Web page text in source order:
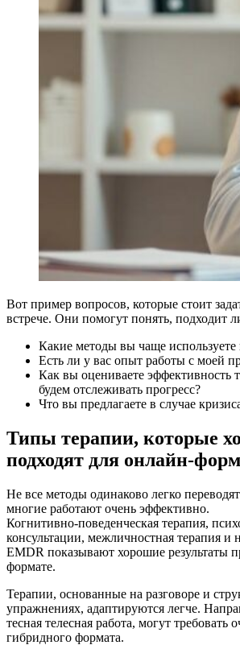
Вот пример вопросов, которые стоит
встрече. Они помогут понять, подходит
Какие методы вы чаще используете
Есть ли у вас опыт работы с моей
Как вы оцениваете эффективность
будем отслеживать прогресс?
Что вы предлагаете в случае
Типы терапии, которые
подходят для
Не все методы одинаково легко
многие работают очень эффективно.
Когнитивно‑поведенческая терапия,
консультации, межличностная терапия и
EMDR показывают хорошие результаты
формате.
Терапии, основанные на разговоре и
упражнениях, адаптируются легче.
тесная телесная работа, могут требовать
гибридного формата.